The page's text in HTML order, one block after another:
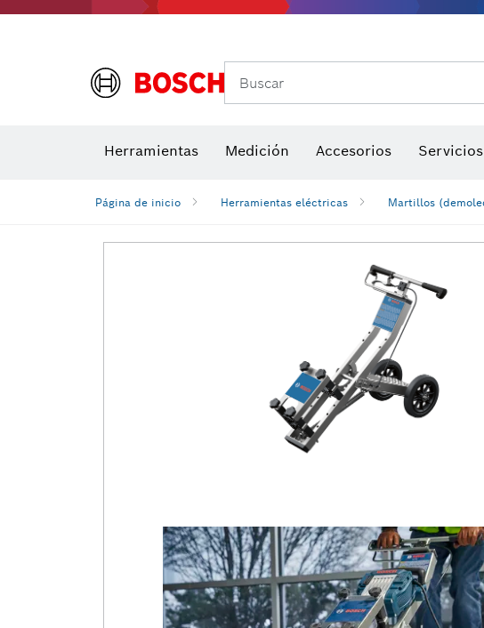
Buscar
Herramientas Medición Accesorios Servicios
Página de inicio Herramientas eléctricas Martillos